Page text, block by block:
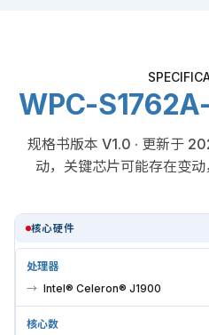
WPC-
规格书版本 V1.0 · 更新于
动，关键芯片可能存在变动
核心硬件
处理器
Intel® Celeron® J1900
核心数